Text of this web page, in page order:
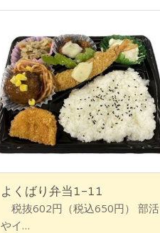
よくばり弁当1-11
税抜602円（税込650円） 部活
やイ…